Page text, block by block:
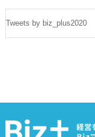
Tweets by biz_plus2020